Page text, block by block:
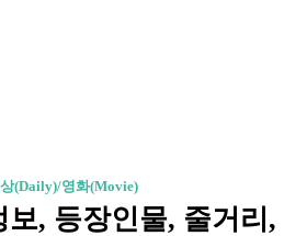
(Daily)/영화(Movie)
보, 등장인물, 줄거리,